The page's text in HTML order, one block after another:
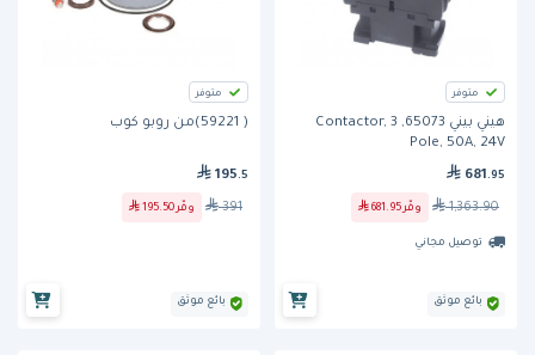
متوفر
هيني بيني 65073, Contactor, 3
Pole, 50A, 24V
681 .95
1,363.90 وفّر 681.95
توصيل مجاني
بائع موثق
متوفر
( 59221)من روبو كوب
195 .5
391 وفّر 195.50
بائع موثق